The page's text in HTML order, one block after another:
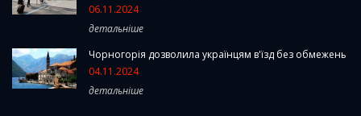
06.11.2024
детальніше
Чорногорія дозволила українцям в'їзд без обмежень
04.11.2024
детальніше